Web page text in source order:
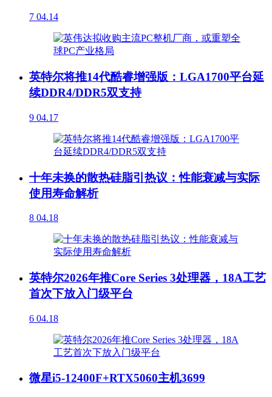
7 04.14
英特尔将推14代酷睿增强版：LGA1700平台延
续DDR4/DDR5双支持
9 04.17
十年未换的散热硅脂引热议：性能衰减与实际
使用寿命解析
8 04.18
英特尔2026年推Core Series 3处理器，18A工艺
首次下放入门级平台
6 04.18
微星i5-12400F+RTX5060主机3699